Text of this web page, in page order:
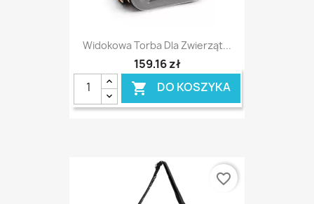
Widokowa Torba Dla Zwierząt...
159,16 zł
 DO KOSZYKA
favorite_border